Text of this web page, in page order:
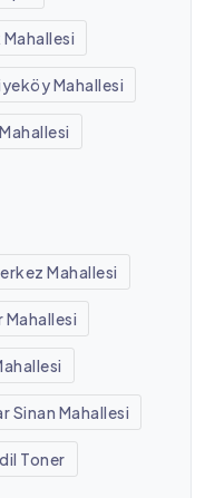
Mahallesi
Mahallesi
Mahallesi
Mahallesi
Sinan Mahallesi
Toner